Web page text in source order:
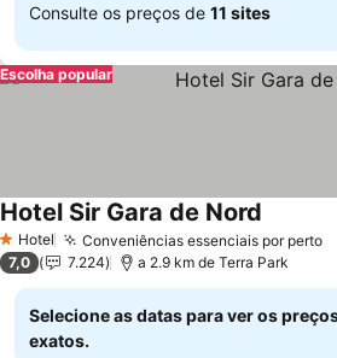
Consulte os preços de 11 sites
Escolha popular
1 Estrelas
Hotel Conveniências essenciais por perto
Hotel Sir Gara de Nord
7,0 7.224 a 2.9 km de Terra Park
Selecione as datas para ver os
exatos.